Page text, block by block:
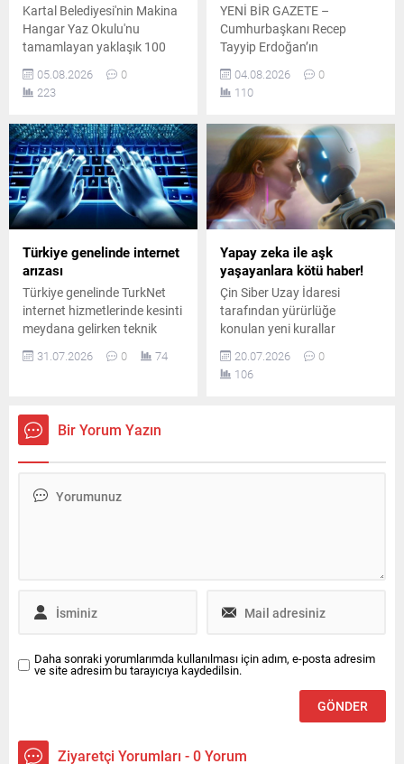
Kartal Belediyesi'nin Makina
Hangar Yaz Okulu'nu
tamamlayan yaklaşık 100
sertifikalarını aldı.
Programda robotik kodlama
çıktı.
05.08.2026
0
223
YENİ BİR GAZETE –
Cumhurbaşkanı Recep
Tayyip Erdoğan’ın
Cumhurbaşkanlığı
Külliyesi’nde gerçekleştirilen
toplantısının ardından Türk
Silahlı Kuvvetleri’ndeki terfi
ve atama kararları
kamuoyuna duyuruldu.
Kararlar kapsamında 25
general ve amiral bir üst
rütbeye yükselirken, 69 albay
da general ve amiralliğe terfi
etti. Terfi eden isimler
arasında Türkiye’nin...
04.08.2026
0
110
Türkiye genelinde internet
arızası
Türkiye genelinde TurkNet
internet hizmetlerinde kesinti
meydana gelirken teknik
ekipler arızanın giderilmesi
için sahada çalışmalarını
31.07.2026 0 74
Yapay zeka ile aşk
yaşayanlara kötü haber!
Çin Siber Uzay İdaresi
tarafından yürürlüğe
konulan yeni kurallar
uyarınca, yapay zekâ
hizmetlerinin kullanıcıları
duygusal bağımlılığa
20.07.2026
0
106
Bir Yorum Yazın
Daha sonraki yorumlarımda kullanılması için adım, e-posta adresim
ve site adresim bu tarayıcıya kaydedilsin.
Ziyaretçi Yorumları - 0 Yorum